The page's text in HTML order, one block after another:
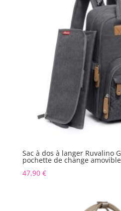
Sac à dos à langer Ruvalino
pochette de change amovible
47,90 €